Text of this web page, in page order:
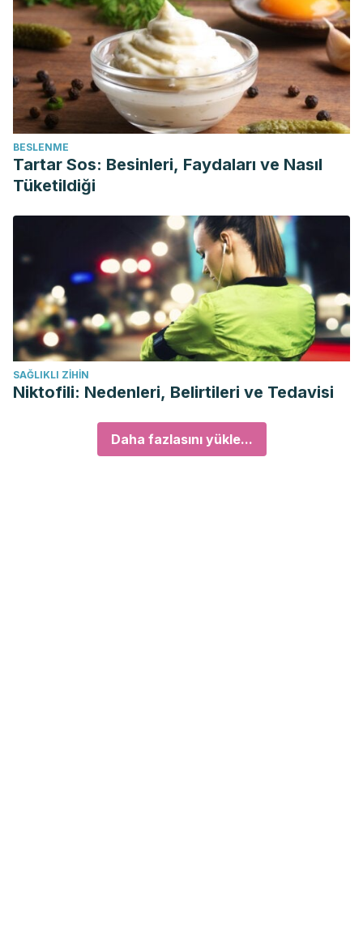
BESLENME
Tartar Sos: Besinleri, Faydaları ve Nasıl
Tüketildiği
SAĞLIKLI ZIHIN
Niktofili: Nedenleri, Belirtileri ve Tedavisi
Daha fazlasını yükle...